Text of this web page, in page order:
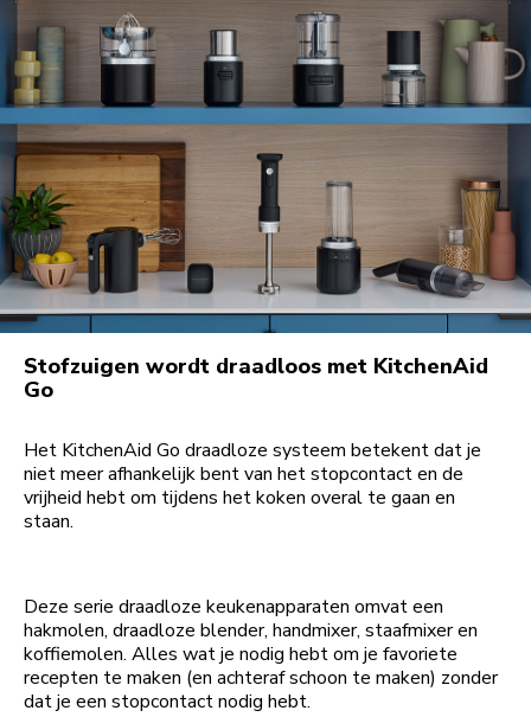
Stofzuigen wordt draadloos met KitchenAid
Go
Het KitchenAid Go draadloze systeem betekent dat je
niet meer afhankelijk bent van het stopcontact en de
vrijheid hebt om tijdens het koken overal te gaan en
staan.
Deze serie draadloze keukenapparaten omvat een
hakmolen, draadloze blender, handmixer, staafmixer en
koffiemolen. Alles wat je nodig hebt om je favoriete
recepten te maken (en achteraf schoon te maken) zonder
dat je een stopcontact nodig hebt.